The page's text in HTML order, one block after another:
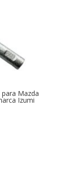
Mazda
Izumi